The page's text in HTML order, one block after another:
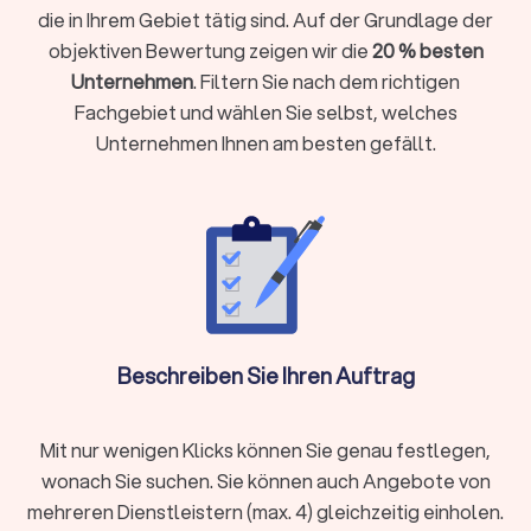
Stressbewältigung oder persönlichem Wachstum.Ein Coach
ist kein Berater, der Ratschläge gibt, sondern ein
professioneller Prozessbegleiter, der hilft, individuelle
Lösungen zu entwickeln.
beruflicher Herausforderung oder persönlichem Ziel gibt es
unterschiedliche Ansätze, die Sie gezielt unterstützen
können. Von mentaler Stärke bis beruflicher Neuorientierung.
Besonders gefragt sind aktuell
und das Training mit einem
einen Überblick über gängige Coachingformen:
Systemisches Coaching:kann Ihnen helfen, durch das
Verständnis der Wechselwirkungen zwischen den
Veränderungen zu erzielen.
Business Coaching: für Einzelpersonen und Teams.
Führungskräfte Coaching:um Führungsqualitäten zu
verbessern, Konflikte effektiv lösen zu lernen und Ihr
die in Ihrem Gebiet tätig sind. Auf der Grundlage der
objektiven Bewertung zeigen wir die20 % besten
Unternehmen. Filtern Sie nach dem richtigen
Fachgebiet und wählen Sie selbst, welches
Unternehmen Ihnen am besten gefällt.
Beschreiben Sie Ihren Auftrag
Mit nur wenigen Klicks können Sie genau festlegen,
wonach Sie suchen. Sie können auch Angebote von
mehreren Dienstleistern (max. 4) gleichzeitig einholen.